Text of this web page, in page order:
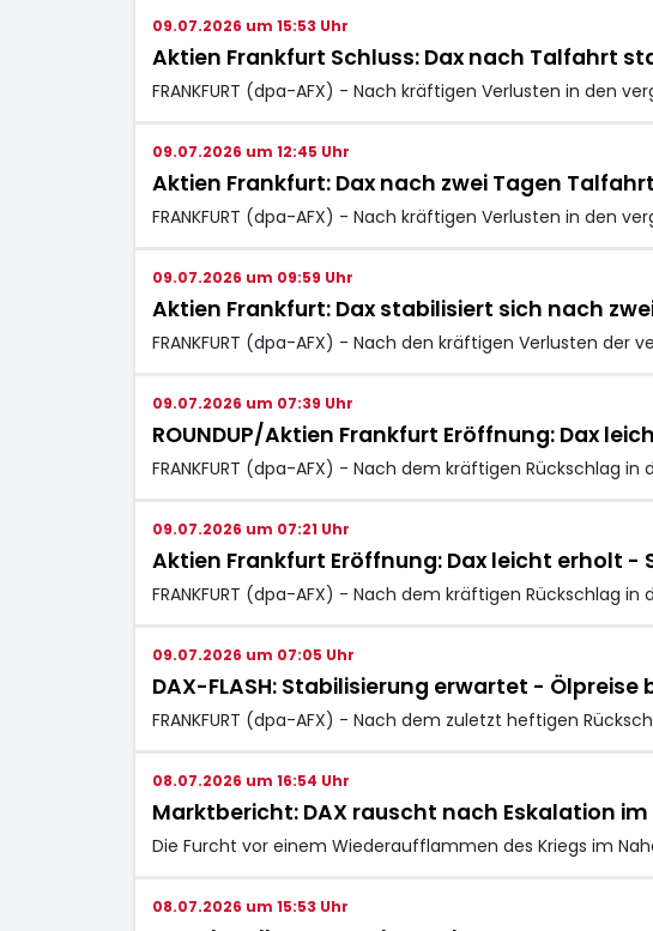
09.07.2026 um 15:53 Uhr
Aktien Frankfurt Schluss: Dax nach Talfahrt
FRANKFURT (dpa-AFX) - Nach kräftigen Verlusten in den
09.07.2026 um 12:45 Uhr
Aktien Frankfurt: Dax nach zwei Tagen
FRANKFURT (dpa-AFX) - Nach kräftigen Verlusten in den
09.07.2026 um 09:59 Uhr
Aktien Frankfurt: Dax stabilisiert sich nach
FRANKFURT (dpa-AFX) - Nach den kräftigen Verlusten
09.07.2026 um 07:39 Uhr
ROUNDUP/Aktien Frankfurt Eröffnung: Dax
FRANKFURT (dpa-AFX) - Nach dem kräftigen Rückschlag
09.07.2026 um 07:21 Uhr
Aktien Frankfurt Eröffnung: Dax leicht erholt -
FRANKFURT (dpa-AFX) - Nach dem kräftigen Rückschlag
09.07.2026 um 07:05 Uhr
DAX-FLASH: Stabilisierung erwartet - Ölpreise
FRANKFURT (dpa-AFX) - Nach dem zuletzt heftigen
08.07.2026 um 16:54 Uhr
Marktbericht: DAX rauscht nach Eskalation im
Die Furcht vor einem Wiederaufflammen des Kriegs im
08.07.2026 um 15:53 Uhr